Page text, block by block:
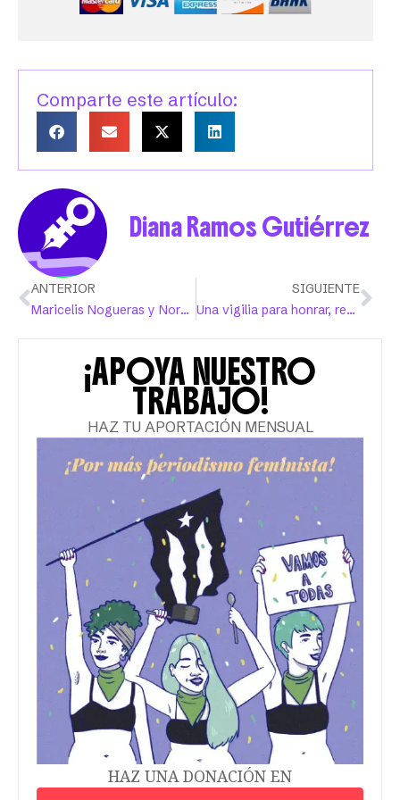
Comparte este artículo:
Diana Ramos Gutiérrez
ANTERIOR
Maricelis Nogueras y Nore Feliciano lanzan el sencillo “En guerra y tregua”
SIGUIENTE
Una vigilia para honrar, recordar y acompañar
¡APOYA NUESTRO
TRABAJO!
HAZ TU APORTACIÓN MENSUAL
HAZ UNA DONACIÓN EN